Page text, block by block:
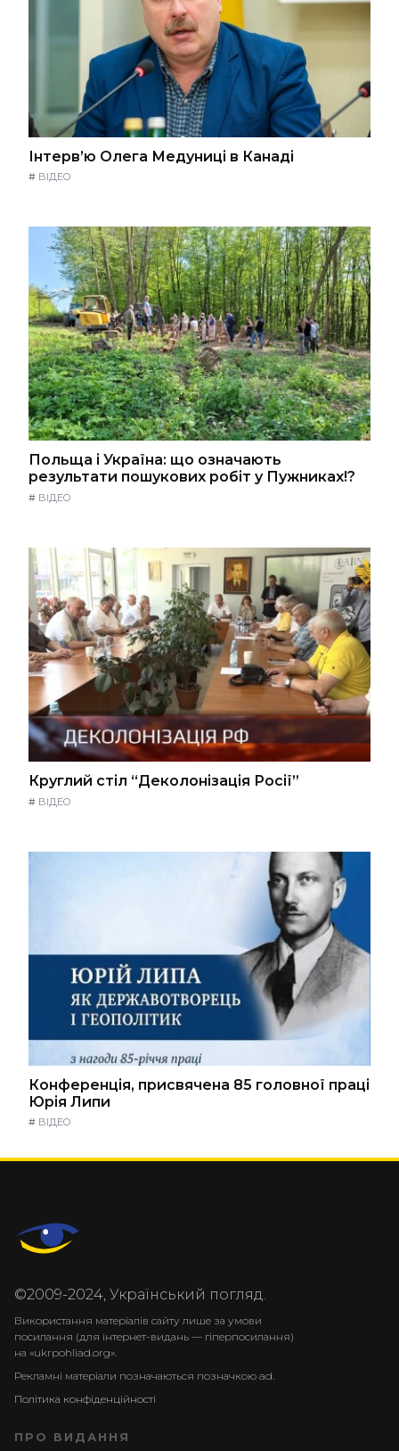
Інтерв’ю Олега Медуниці в Канаді
# ВІДЕО
Польща і Україна: що означають
результати пошукових робіт у Пужниках!?
# ВІДЕО
Круглий стіл “Деколонізація Росії”
# ВІДЕО
Конференція, присвячена 85 головної праці
Юрія Липи
# ВІДЕО
©2009-2024, Український погляд.
Використання матеріалів сайту лише за умови
посилання (для інтернет-видань — гіперпосилання)
на «ukrpohliad.org».
Рекламні матеріали позначаються позначкою ad.
Політика конфіденційності
ПРО ВИДАННЯ